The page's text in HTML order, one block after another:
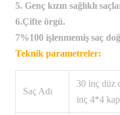
5. Genç kızın sağlıklı
6.Çifte örgü.
7%100 işlenmemiş saç
Teknik parametreler:
Saç Adı
30 inç düz
inç 4*4